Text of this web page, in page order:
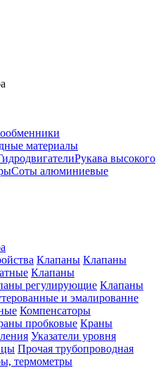
материалы
Рукава высокого
Соты алюминиевые
Клапаны Клапаны
Клапаны
регулирующие Клапаны
и эмалированне
Компенсаторы
пробковые Краны
Указатели уровня
Прочая трубопроводная
термометры